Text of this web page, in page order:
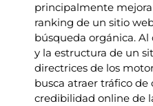
principalmente
ranking de un sitio
búsqueda orgánica.
y la estructura de un
directrices de los
busca atraer tráfico
credibilidad online de